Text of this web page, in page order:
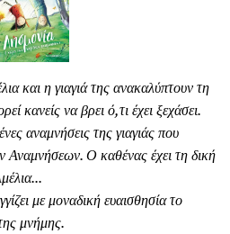
και η γιαγιά της ανακαλύπτουν τη
κανείς να βρει ό,τι έχει ξεχάσει.
αναμνήσεις της γιαγιάς που
Αναμνήσεων. Ο καθένας έχει τη δική
με μοναδική ευαισθησία το
μνήμης.